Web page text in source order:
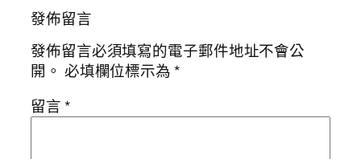
發佈留言
發佈留言必須填寫的電子郵件地址不會公
開。 必填欄位標示為*
留言*